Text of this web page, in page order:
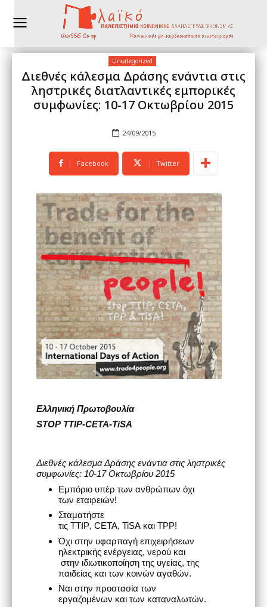
Uncategorized
Διεθνές κάλεσμα Δράσης ενάντια στις
ληστρικές διατλαντικές εμπορικές
συμφωνίες: 10-17 Οκτωβρίου 2015
24/09/2015
Facebook Twitter
Ελληνική Πρωτοβουλία
STOP TTIP-CETA-TiSA
Διεθνές κάλεσμα Δράσηςενάντια στις ληστρικές
συμφωνίες: 10-17 Οκτωβρίου 2015
Εμπόριο υπέρ των ανθρώπων όχι
των εταιρειών!
Σταματήστε
τιςTTIP,CETA,TiSA καιTPP!
Όχι στην υφαρπαγή επιχειρήσεων
ηλεκτρικής ενέργειας, νερού και
στην ιδιωτικοποίηση της υγείας, της
παιδείας και των κοινών αγαθών.
Ναι στην προστασία των
εργαζομένων και των καταναλωτών.